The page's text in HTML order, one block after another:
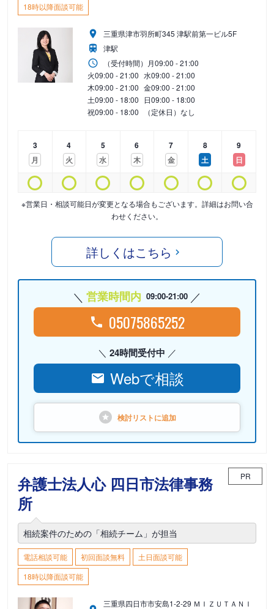
18時以降面談可能
三重県津市羽所町345 津駅前第一ビル5F
津駅
（受付時間） 月09:00 - 21:00
火09:00 - 21:00 水09:00 - 21:00
木09:00 - 21:00 金09:00 - 21:00
土09:00 - 18:00 日09:00 - 18:00
祝09:00 - 18:00 （定休日）なし
3
月
4
火
5
水
6
木
7
金
8
土
9
日
※営業日・相談可能日が変更となる場合もございます。詳細はお問い合
わせください。
詳しくはこちら
営業時間内 09:00-21:00
05075865252
24時間受付中
Webで相談
検討リストに追加
弁護士法人心 四日市法律事務
所
PR
相続案件のための「相続チーム」が担当
電話相談可能 初回面談無料
土日面談可能
18時以降面談可能
三重県四日市市安島1-2-29 ＭＩＺＵＴＡＮＩ